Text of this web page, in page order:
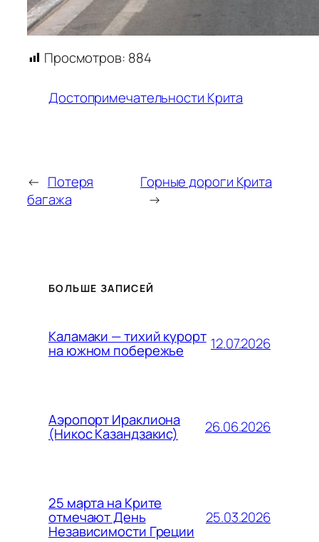
Просмотров: 884
Достопримечательности Крита
← Потеря
багажа
Горные дороги Крита
→
БОЛЬШЕ ЗАПИСЕЙ
Каламаки — тихий курорт
на южном побережье 12.07.2026
Аэропорт Ираклиона
(Никос Казандзакис) 26.06.2026
25 марта на Крите
отмечают День
Независимости Греции
25.03.2026